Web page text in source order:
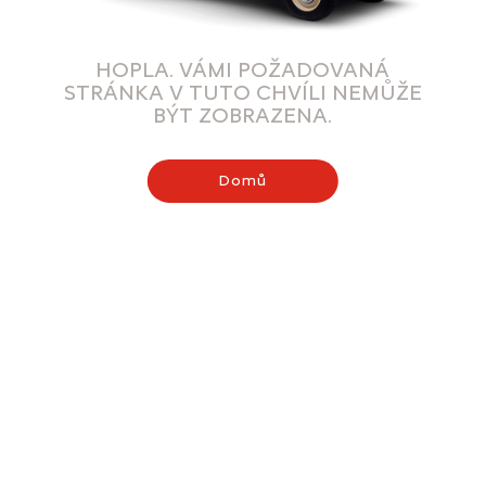
HOPLA. VÁMI POŽADOVANÁ
STRÁNKA V TUTO CHVÍLI NEMŮŽE
BÝT ZOBRAZENA.
Domů